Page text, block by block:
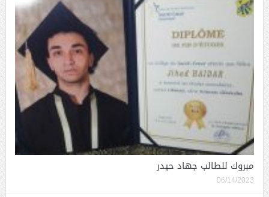
مبروك للطالب جهاد حيدر
06/14/2023